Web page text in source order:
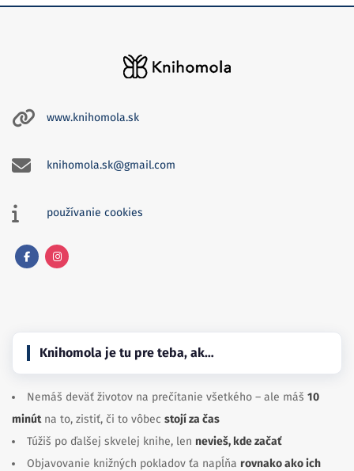
www.knihomola.sk
knihomola.sk@gmail.com
používanie cookies
Knihomola je tu pre teba, ak…
Nemáš deväť životov na prečítanie všetkého – ale máš 10
minútna to, zistiť, či to vôbec stojí za čas
Túžiš po ďalšej skvelej knihe, len nevieš, kde začať
Objavovanie knižných pokladov ťa napĺňa rovnako ako ich